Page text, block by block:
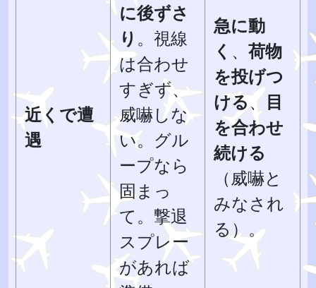
近くで遭
遇
に後ずさ
り 。視線
は合わせ
すぎず、
威嚇しな
い。グル
ープなら
固まっ
て。撃退
スプレー
があれば
急に動
く 、 荷物
を投げつ
ける、 目
を合わせ
続ける
（威嚇と
みなされ
る）。